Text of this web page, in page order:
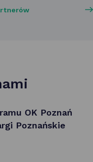
OK Poznań
Poznańskie